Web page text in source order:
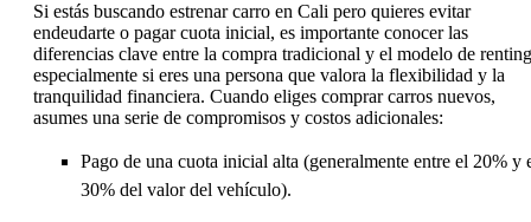
Si estás buscando estrenar carro en Cali pero quieres evitar
endeudarte o pagar cuota inicial, es importante conocer las
diferencias clave entre la compra tradicional y el modelo de
especialmente si eres una persona que valora la flexibilidad y la
tranquilidad financiera. Cuando eliges comprar carros nuevos,
asumes una serie de compromisos y costos adicionales:
Pago de una cuota inicial alta (generalmente entre el 20% y
30% del valor del vehículo).